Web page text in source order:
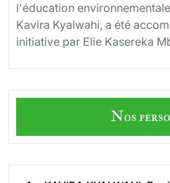
l'éducation
Kavira Kyalwahi, a été
initiative par Elie Kasereka
Nos